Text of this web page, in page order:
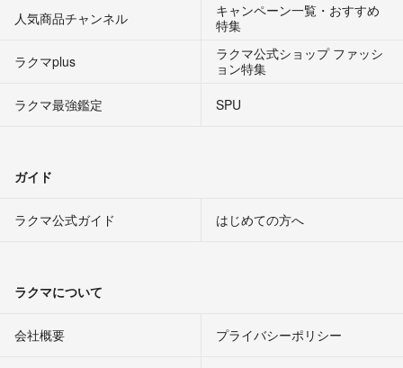
人気商品チャンネル
キャンペーン一覧・おすすめ
特集
ラクマplus
ラクマ公式ショップ ファッシ
ョン特集
ラクマ最強鑑定
SPU
ガイド
ラクマ公式ガイド はじめての方へ
ラクマについて
会社概要 プライバシーポリシー